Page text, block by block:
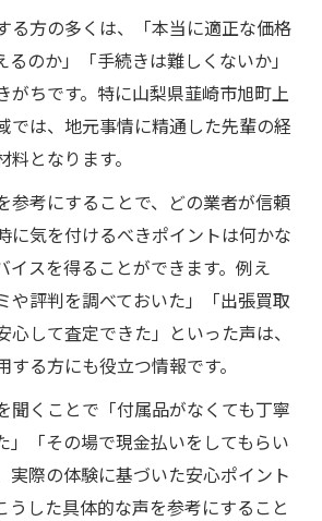
る方の多くは、「本当に適正な価格
るのか」「手続きは難しくないか」
がちです。特に山梨県韮崎市旭町上
では、地元事情に精通した先輩の経
となります。
参考にすることで、どの業者が信頼
に気を付けるべきポイントは何かな
イスを得ることができます。例え
や評判を調べておいた」「出張買取
心して査定できた」といった声は、
する方にも役立つ情報です。
聞くことで「付属品がなくても丁寧
」「その場で現金払いをしてもらい
実際の体験に基づいた安心ポイント
うした具体的な声を参考にすること